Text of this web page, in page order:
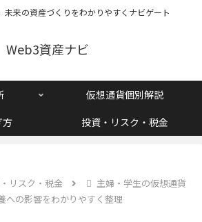
未来の資産づくりをわかりやすくナビゲート
Web3資産ナビ
仮想通貨個別解説
方
投資・リスク・税金
リスク・税金
主婦・学生の仮想通貨
への影響をわかりやすく整理